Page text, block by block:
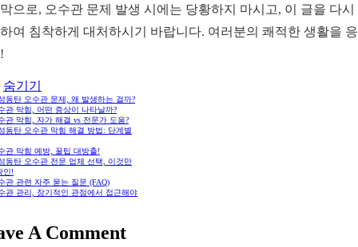
으로, 오수관 문제 발생 시에는 당황하지 마시고, 이 글을 다시
여 침착하게 대처하시기 바랍니다. 여러분의 쾌적한 생활을
숨기기
동탄 오수관 문제, 왜 발생하는 걸까?
관 막힘, 어떤 증상이 나타날까?
관 막힘, 자가 해결 vs 전문가 도움?
동탄 오수관 막힘 해결 방법: 단계별
관 막힘 예방, 꿀팁 대방출!
동탄 오수관 전문 업체 선택, 이것만
인!
관 관련 자주 묻는 질문 (FAQ)
관 관리, 장기적인 관점에서 접근해야
A Comment